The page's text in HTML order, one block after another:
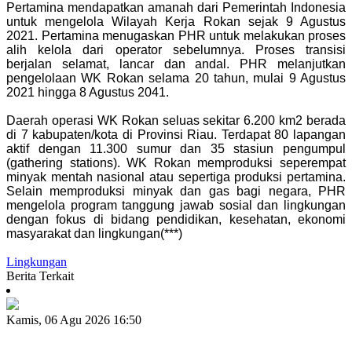
Pertamina mendapatkan amanah dari Pemerintah Indonesia
untuk mengelola Wilayah Kerja Rokan sejak 9 Agustus
2021. Pertamina menugaskan PHR untuk melakukan proses
alih kelola dari operator sebelumnya. Proses transisi
berjalan selamat, lancar dan andal. PHR melanjutkan
pengelolaan WK Rokan selama 20 tahun, mulai 9 Agustus
2021 hingga 8 Agustus 2041.
Daerah operasi WK Rokan seluas sekitar 6.200 km2 berada
di 7 kabupaten/kota di Provinsi Riau. Terdapat 80 lapangan
aktif dengan 11.300 sumur dan 35 stasiun pengumpul
(gathering stations). WK Rokan memproduksi seperempat
minyak mentah nasional atau sepertiga produksi pertamina.
Selain memproduksi minyak dan gas bagi negara, PHR
mengelola program tanggung jawab sosial dan lingkungan
dengan fokus di bidang pendidikan, kesehatan, ekonomi
masyarakat dan lingkungan(***)
Lingkungan
Berita Terkait
Kamis, 06 Agu 2026 16:50